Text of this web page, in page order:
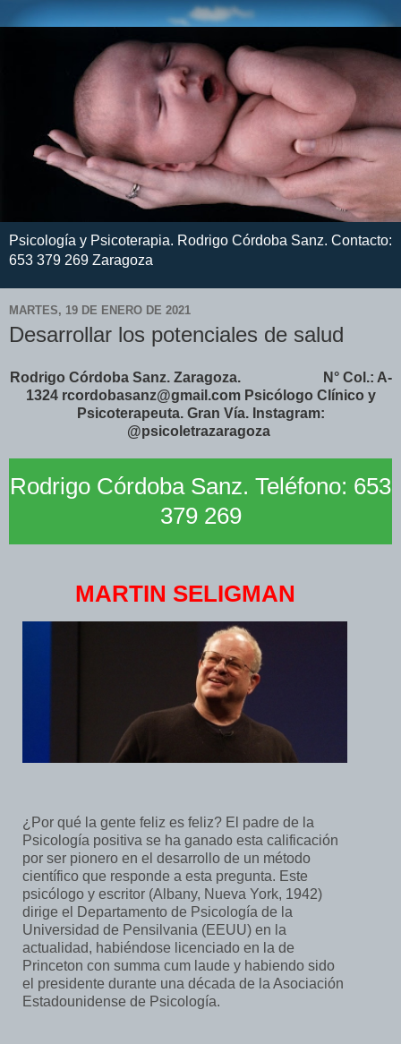
Psicología y Psicoterapia. Rodrigo Córdoba Sanz. Contacto:
653 379 269 Zaragoza
MARTES, 19 DE ENERO DE 2021
Desarrollar los potenciales de salud
Rodrigo Córdoba Sanz. Zaragoza. N° Col.: A-
1324 rcordobasanz@gmail.com Psicólogo Clínico y
Psicoterapeuta. Gran Vía. Instagram:
@psicoletrazaragoza
Rodrigo Córdoba Sanz. Teléfono: 653
379 269
MARTIN SELIGMAN
¿Por qué la gente feliz es feliz? El padre de la
Psicología positiva se ha ganado esta calificación
por ser pionero en el desarrollo de un método
científico que responde a esta pregunta. Este
psicólogo y escritor (Albany, Nueva York, 1942)
dirige el Departamento de Psicología de la
Universidad de Pensilvania (EEUU) en la
actualidad, habiéndose licenciado en la de
Princeton con summa cum laude y habiendo sido
el presidente durante una década de la Asociación
Estadounidense de Psicología.